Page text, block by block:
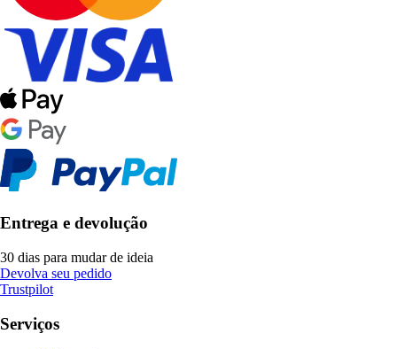
Entrega e devolução
30 dias para mudar de ideia
Devolva seu pedido
Trustpilot
Serviços